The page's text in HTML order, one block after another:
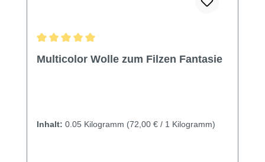
Multicolor Wolle zum Filzen Fantasie
Inhalt: 0.05 Kilogramm (72,00 € / 1 Kilogramm)